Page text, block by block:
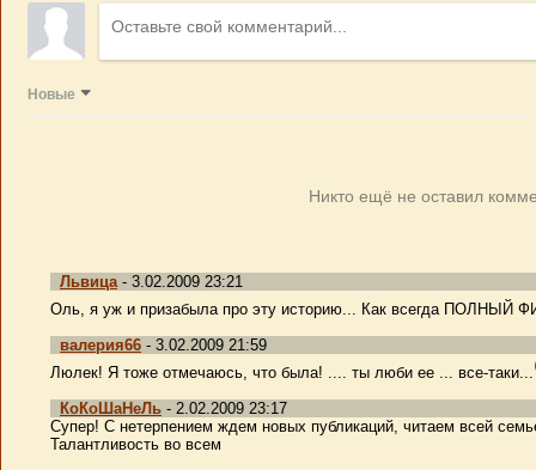
Новые
Никто ещё не оставил
Львица- 3.02.2009 23:21
Оль, я уж и призабыла про эту историю... Как всегда ПОЛНЫЙ
валерия66 - 3.02.2009 21:59
Люлек! Я тоже отмечаюсь, что была! .... ты люби ее ... все-таки...
КоКоШаНеЛь - 2.02.2009 23:17
Супер! С нетерпением ждем новых публикаций, читаем всей
Талантливость во всем